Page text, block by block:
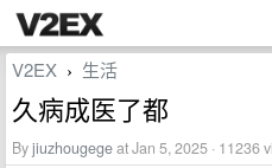
V2EX › 生活
久病成医了都
Byjiuzhougegeat Jan 5, 2025 · 11236